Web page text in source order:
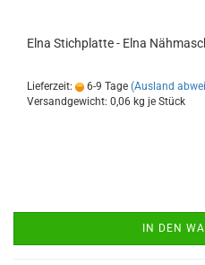
Elna Stichplatte - Elna
Lieferzeit: 6-9 Tage (Ausland
Versandgewicht: 0,06 kg je Stück
IN DEN